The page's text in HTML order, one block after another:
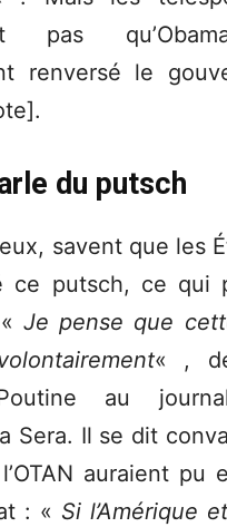
pas
renversé le
du putsch
savent que les
ce putsch, ce qui
Je pense que
« ,
au
Sera. Il se dit
auraient pu
: « Si l’Amérique